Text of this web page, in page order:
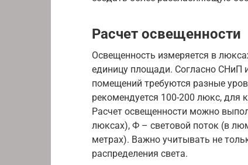
Расчет освещенности
Освещенность измеряется в
единицу площади. Согласно
помещений требуются разные
рекомендуется 100-200 люкс, для
Расчет освещенности можно
люксах), Ф – световой поток (в
метрах). Важно учитывать не
распределения света.